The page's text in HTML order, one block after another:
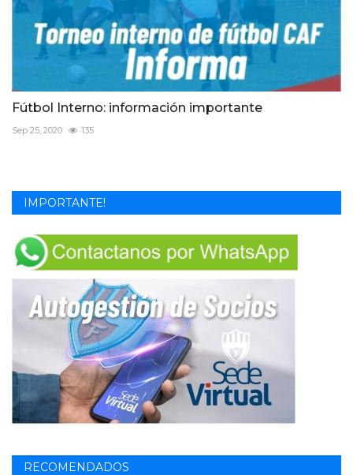
Fútbol Interno: información importante
Sep 25, 2020 135
IMPORTANTE!
RECOMENDADOS